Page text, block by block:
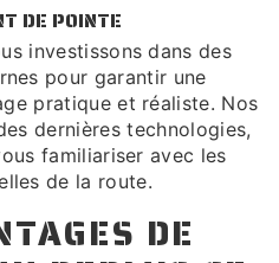
DE POINTE
investissons dans des
pour garantir une
pratique et réaliste. Nos
dernières technologies,
familiariser avec les
de la route.
DE